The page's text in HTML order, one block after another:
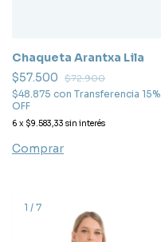
Chaqueta Arantxa Lila
$57.500
$72.900
$48.875 con Transferencia 15%
OFF
6 x $9.583,33 sin interés
Comprar
1 / 7